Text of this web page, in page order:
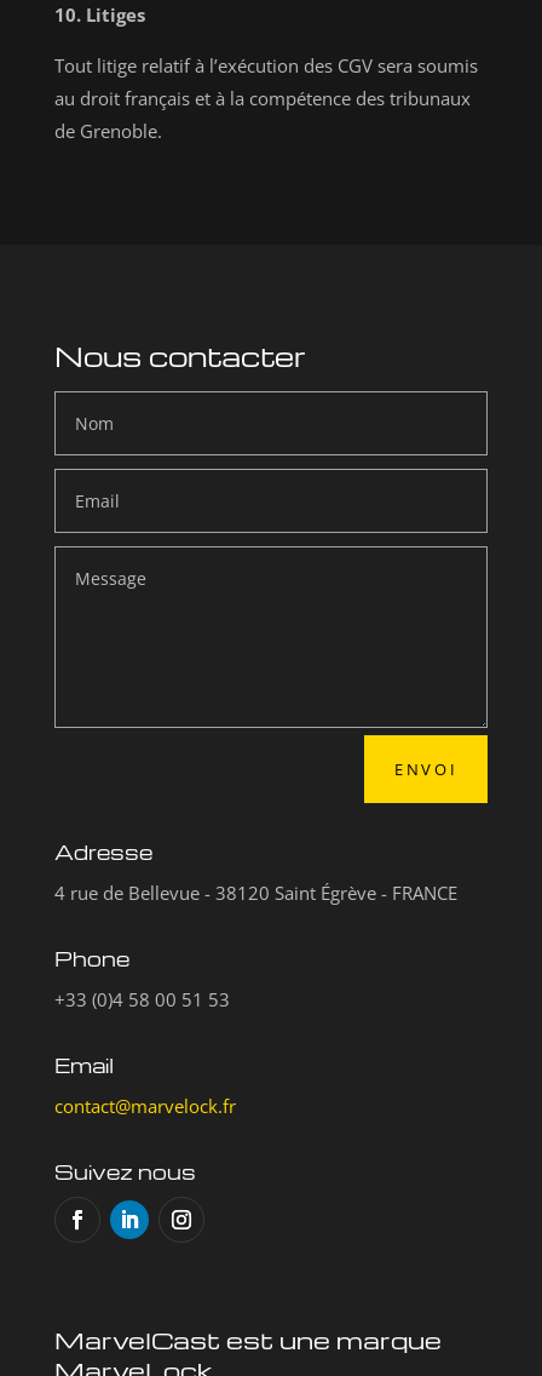
10. Litiges
Tout litige relatif à l’exécution des CGV sera soumis
au droit français et à la compétence des tribunaux
de Grenoble.
Nous contacter
ENVOI
Adresse
4 rue de Bellevue - 38120 Saint Égrève - FRANCE
Phone
+33 (0)4 58 00 51 53
Email
contact@marvelock.fr
Suivez nous
MarvelCast est une marque
MarveLock